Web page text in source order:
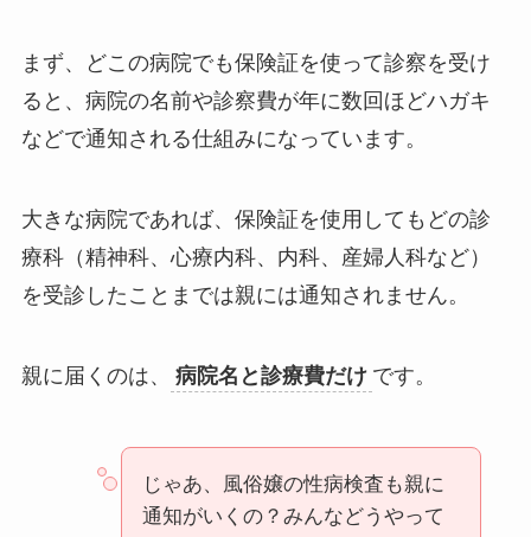
まず、どこの病院でも保険証を使って診察を受け
ると、病院の名前や診察費が年に数回ほどハガキ
などで通知される仕組みになっています。
大きな病院であれば、保険証を使用してもどの診
療科（精神科、心療内科、内科、産婦人科など）
を受診したことまでは親には通知されません。
親に届くのは、 病院名と診療費だけ です。
じゃあ、風俗嬢の性病検査も親に
通知がいくの？みんなどうやって